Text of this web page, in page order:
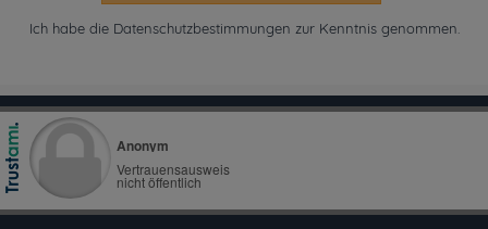
Ich habe die Datenschutzbestimmungen zur Kenntnis genommen.